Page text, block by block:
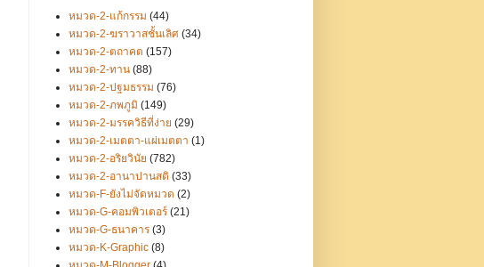
หมวด-2-แก้กรรม (44)
หมวด-2-ฆราวาสชั้นเลิศ (34)
หมวด-2-ตถาคต (157)
หมวด-2-ทาน (88)
หมวด-2-ปฐมธรรม (76)
หมวด-2-ภพภูมิ (149)
หมวด-2-มรรควิธีที่ง่าย (29)
หมวด-2-เมตตา-แผ่เมตตา (1)
หมวด-2-อริยวินัย (782)
หมวด-2-อานาปานสติ (33)
หมวด-F-ยังไม่จัดหมวด (2)
หมวด-G-คอมพิวเตอร์ (21)
หมวด-G-ธนาคาร (3)
หมวด-K-Graphic (8)